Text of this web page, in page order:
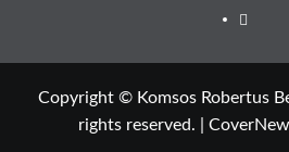
Privacy
Copyright © Komsos Robertus
rights reserved.